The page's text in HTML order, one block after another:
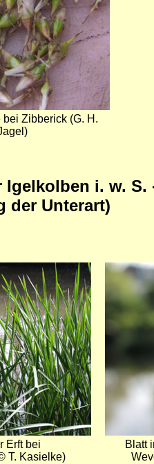
Zibberick (G. H.
Igelkolben i. w.
der Unterart)
Erft bei
T. Kasielke)
Bild
Blatt